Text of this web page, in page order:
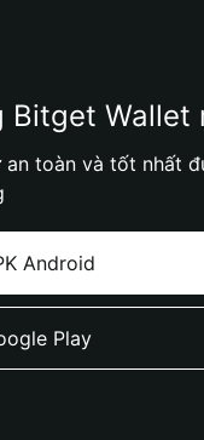
Bitget Wallet
toàn và tốt nhất
Android
Play